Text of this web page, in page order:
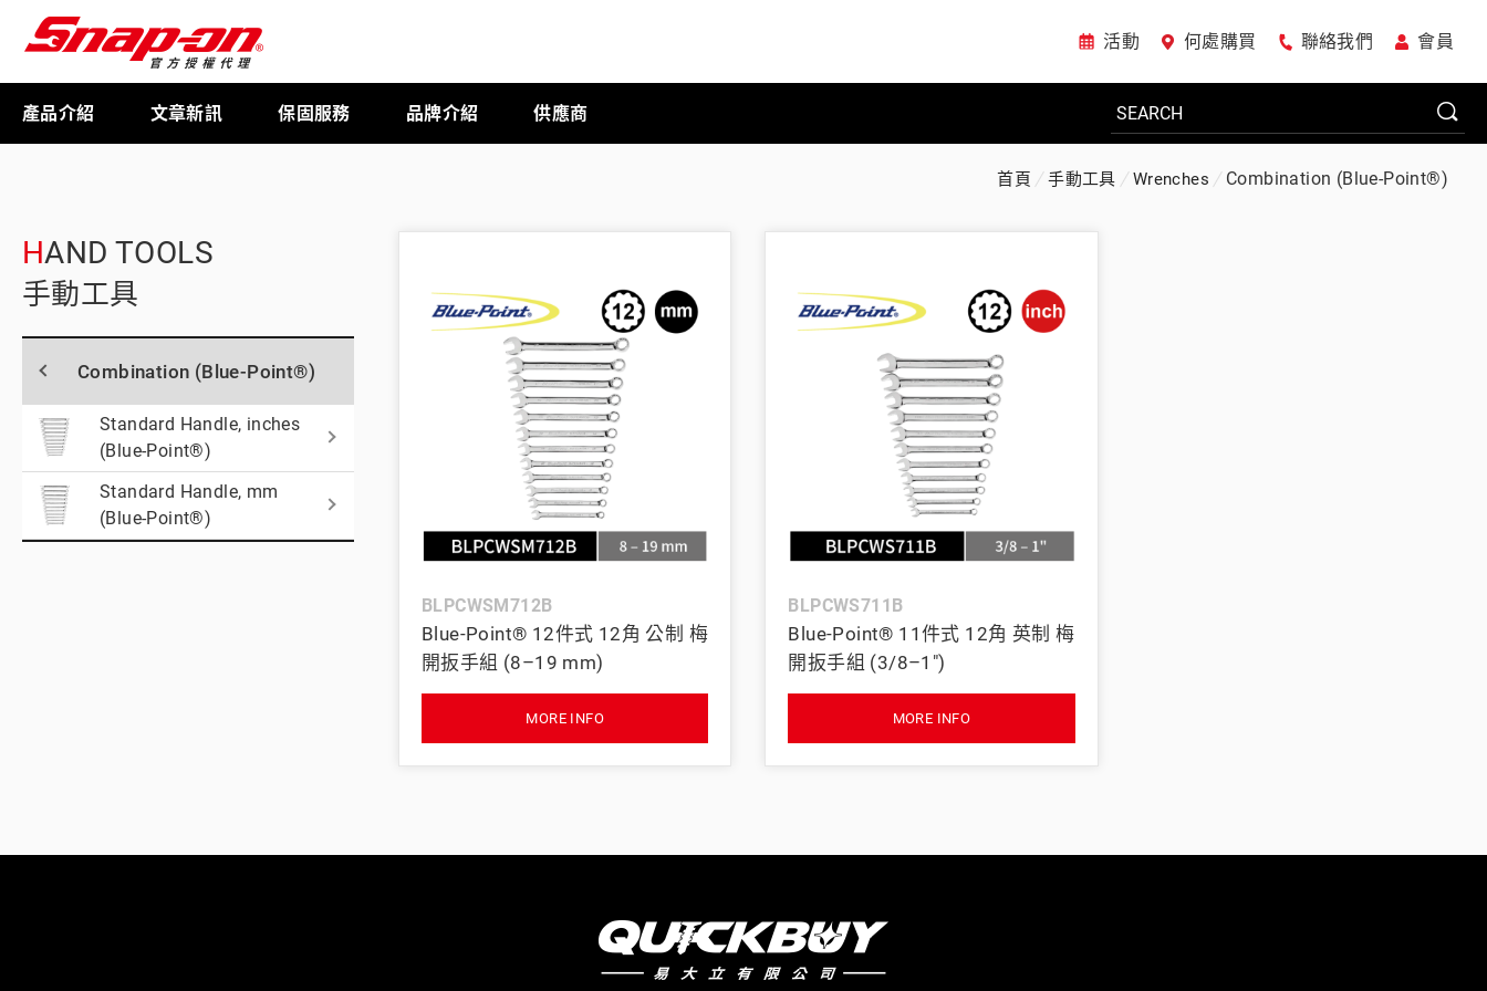
活動 何處購買 聯絡我們 會員
產品介紹
扭力扳手 科技商店
限量週邊商品 工業
航太專用工具
BAHCO 瑞典魚牌
文章新訊 保固服務 品牌介紹 供應商
首頁 手動工具 Wrenches Combination (Blue-Point®)
HAND TOOLS
手動工具
Combination (Blue-Point®)
Standard Handle, inches
(Blue-Point®)
Standard Handle, mm
(Blue-Point®)
BLPCWSM712B
Blue-Point® 12件式 12角 公制 梅
開扳手組 (8–19 mm)
MORE INFO
BLPCWS711B
Blue-Point® 11件式 12角 英制 梅
開扳手組 (3/8–1")
MORE INFO